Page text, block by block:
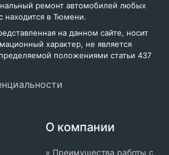
ремонт автомобилей любых
находится в Тюмени.
на данном сайте, носит
характер, не является
положениями статьи 437
О компании
» Преимущества работы с